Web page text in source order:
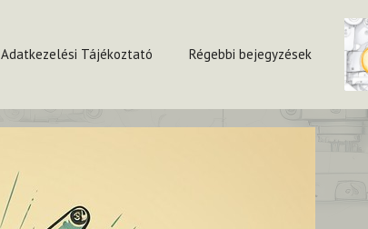
Adatkezelési Tájékoztató Régebbi bejegyzések